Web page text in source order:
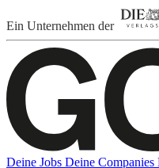
Ein Unternehmen der
Deine Jobs Deine Companies